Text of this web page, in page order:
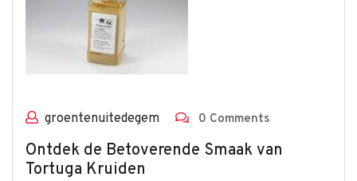
groentenuitedegem 0 Comments
Ontdek de Betoverende Smaak van
Tortuga Kruiden